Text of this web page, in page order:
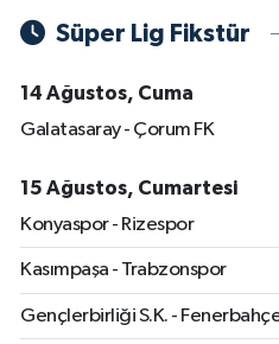
Süper Lig Fikstür
14 Ağustos, Cuma
Galatasaray - Çorum FK
15 Ağustos, Cumartesi
Konyaspor - Rizespor
Kasımpaşa - Trabzonspor
Gençlerbirliği S.K. -